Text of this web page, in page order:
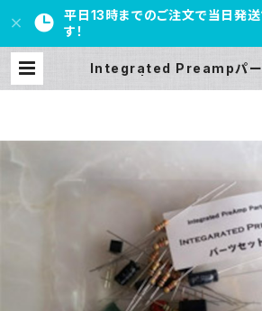
平日13時までのご注文で当日発送
す！
Integrated Preampパー